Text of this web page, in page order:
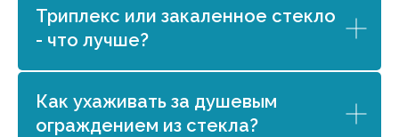
Триплекс или закаленное стекло
- что лучше?
Как ухаживать за душевым
ограждением из стекла?